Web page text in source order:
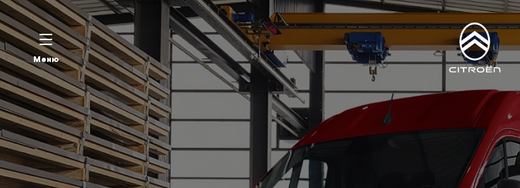
Меню